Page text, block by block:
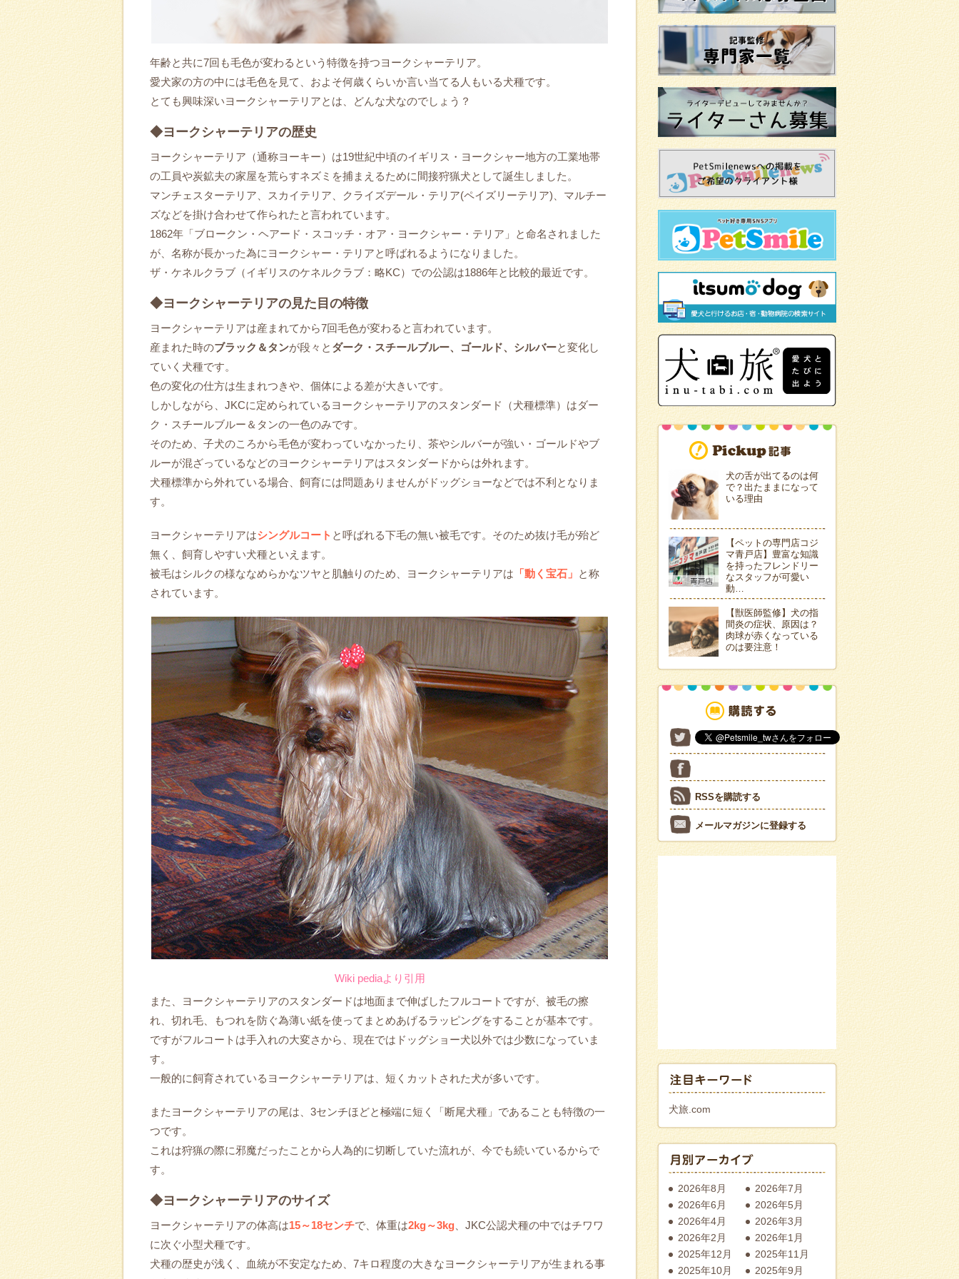
年齢と共に7回も毛色が変わるという特徴を持つヨークシャーテリア。
愛犬家の方の中には毛色を見て、およそ何歳くらいか言い当てる人もいる犬種です。
とても興味深いヨークシャーテリアとは、どんな犬なのでしょう？
◆ヨークシャーテリアの歴史
ヨークシャーテリア（通称ヨーキー）は19世紀中頃のイギリス・ヨークシャー地方の工業地帯
の工員や炭鉱夫の家屋を荒らすネズミを捕まえるために間接狩猟犬として誕生しました。
マンチェスターテリア、スカイテリア、クライズデール・テリア(ペイズリーテリア)、マルチー
ズなどを掛け合わせて作られたと言われています。
1862年「ブロークン・ヘアード・スコッチ・オア・ヨークシャー・テリア」と命名されました
が、名称が長かった為にヨークシャー・テリアと呼ばれるようになりました。
ザ・ケネルクラブ（イギリスのケネルクラブ：略KC）での公認は1886年と比較的最近です。
◆ヨークシャーテリアの見た目の特徴
ヨークシャーテリアは産まれてから7回毛色が変わると言われています。
産まれた時のブラック＆タンが段々と ダーク・スチールブルー、ゴールド、シルバーと変化し
ていく犬種です。
色の変化の仕方は生まれつきや、個体による差が大きいです。
しかしながら、JKCに定められているヨークシャーテリアのスタンダード（犬種標準）はダー
ク・スチールブルー＆タンの一色のみです。
そのため、子犬のころから毛色が変わっていなかったり、茶やシルバーが強い・ゴールドやブ
ルーが混ざっているなどのヨークシャーテリアはスタンダードからは外れます。
犬種標準から外れている場合、飼育には問題ありませんがドッグショーなどでは不利となりま
す。
ヨークシャーテリアはシングルコート と呼ばれる下毛の無い被毛です。そのため抜け毛が殆ど
無く、飼育しやすい犬種といえます。
被毛はシルクの様ななめらかなツヤと肌触りのため、ヨークシャーテリアは 「動く宝石」 と称
されています。
Wiki pediaより引用
また、ヨークシャーテリアのスタンダードは地面まで伸ばしたフルコートですが、被毛の擦
れ、切れ毛、もつれを防ぐ為薄い紙を使ってまとめあげるラッピングをすることが基本です。
ですがフルコートは手入れの大変さから、現在ではドッグショー犬以外では少数になっていま
す。
一般的に飼育されているヨークシャーテリアは、短くカットされた犬が多いです。
またヨークシャーテリアの尾は、3センチほどと極端に短く「断尾犬種」であることも特徴の一
つです。
これは狩猟の際に邪魔だったことから人為的に切断していた流れが、今でも続いているからで
す。
◆ヨークシャーテリアのサイズ
ヨークシャーテリアの体高は15～18センチで、体重は2kg～3kg 、JKC公認犬種の中ではチワワ
に次ぐ小型犬種です。
犬種の歴史が浅く、血統が不安定なため、7キロ程度の大きなヨークシャーテリアが生まれる事
犬の舌が出てるのは何
で？出たままになって
いる理由
【ペットの専門店コジ
マ青戸店】豊富な知識
を持ったフレンドリー
なスタッフが可愛い
動…
【獣医師監修】犬の指
間炎の症状、原因は？
肉球が赤くなっている
のは要注意！
RSSを購読する
メールマガジンに登録する
犬旅.com
2026年8月
2026年7月
2026年6月
2026年5月
2026年4月
2026年3月
2026年2月
2026年1月
2025年12月
2025年11月
2025年10月
2025年9月